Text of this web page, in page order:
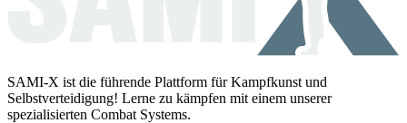
SAMI-X ist die führende Plattform für Kampfkunst und
Selbstverteidigung! Lerne zu kämpfen mit einem unserer
spezialisierten Combat Systems.